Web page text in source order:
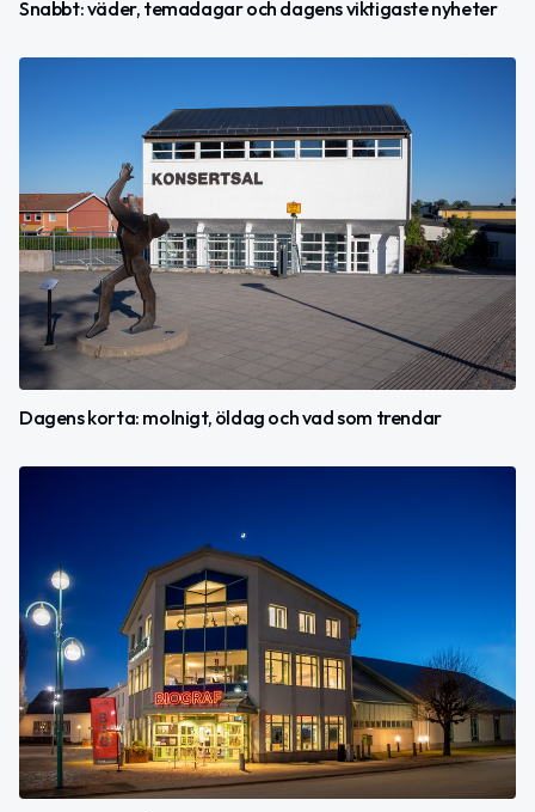
Snabbt: väder, temadagar och dagens viktigaste nyheter
Dagens korta: molnigt, öldag och vad som trendar